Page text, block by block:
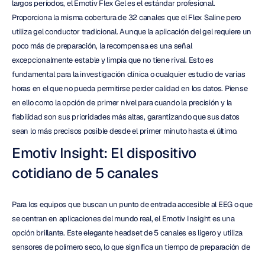
largos períodos, el Emotiv Flex Gel es el estándar profesional.
Proporciona la misma cobertura de 32 canales que el Flex Saline pero
utiliza gel conductor tradicional. Aunque la aplicación del gel requiere un
poco más de preparación, la recompensa es una señal
excepcionalmente estable y limpia que no tiene rival. Esto es
fundamental para la investigación clínica o cualquier estudio de varias
horas en el que no pueda permitirse perder calidad en los datos. Piense
en ello como la opción de primer nivel para cuando la precisión y la
fiabilidad son sus prioridades más altas, garantizando que sus datos
sean lo más precisos posible desde el primer minuto hasta el último.
Emotiv Insight: El dispositivo
cotidiano de 5 canales
Para los equipos que buscan un punto de entrada accesible al EEG o que
se centran en aplicaciones del mundo real, el Emotiv Insight es una
opción brillante. Este elegante headset de 5 canales es ligero y utiliza
sensores de polímero seco, lo que significa un tiempo de preparación de